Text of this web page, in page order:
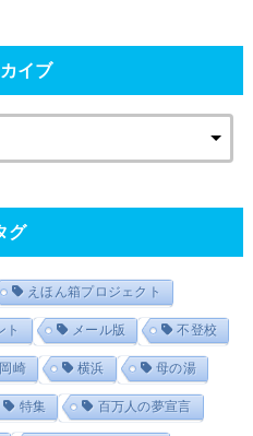
イブ
グ
えほん箱プロジェクト
ト メール版 不登校
岡崎 横浜 母の湯
特集 百万人の夢宣言